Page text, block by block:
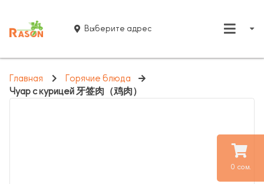
0 сом.
Выберите адрес
Главная
Горячие блюда
Чуар с курицей 牙签肉（鸡肉）